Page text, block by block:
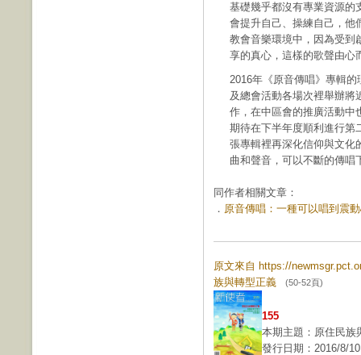
基礎幾乎都沒有專業資源的
會提升自己、操練自己，他
教會音樂環境中，因為受到
享的真心，這樣的歌聲由心
2016年《原音傳唱》專輯
及總會活動各場次裡舉辦將
作，在中區會的推廣活動中
期待在下半年度順利進行第
張專輯裡再深化信仰與文化
曲和聲音，可以不斷的傳唱
同作者相關文章：
． 原音傳唱：一種可以唱到震
原文來自 https://
族與轉型正義 (50-52頁)
155
本期主題：原住民族
發行日期：2016/8/10